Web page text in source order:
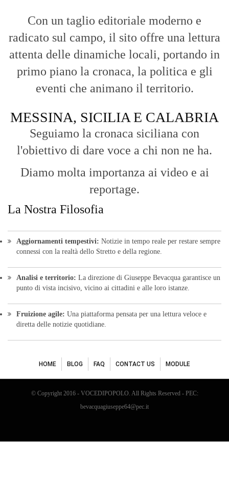
Con un taglio editoriale moderno e
radicato sul campo, il sito offre una lettura
attenta delle dinamiche locali, portando in
primo piano la cronaca, la politica e gli
eventi che animano il territorio.
MESSINA, SICILIA E CALABRIA
Seguiamo la cronaca siciliana con
l'obiettivo di dare voce a chi non ne ha.
Diamo molta importanza ai video e ai
reportage.
La Nostra Filosofia
Aggiornamenti tempestivi: Notizie in tempo reale per restare sempre
connessi con la realtà dello Stretto e della regione.
Analisi e territorio: La direzione di Giuseppe Bevacqua garantisce un
punto di vista incisivo, vicino ai cittadini e alle loro istanze.
Fruizione agile: Una piattaforma pensata per una lettura veloce e
diretta delle notizie quotidiane.
HOME BLOG FAQ CONTACT US MODULE
© Copyright 2016 - VOCEDIPOPOLO. All Rights Reserved - PEC:
bevacquagiuseppe64@pec.it